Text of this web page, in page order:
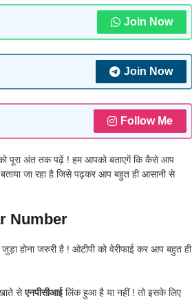
Join Now
Join Now
Follow Me
पूरा अंत तक पढ़ें ! हम आपको बताएगें कि कैसे आप
जा रहा है जिसे पढ़कर आप बहुत ही आसानी से
Number
होना जरुरी है ! ओटीपी को वेरीफाई कर आप बहुत ही
सेएनपीसीआईलिंक हुआ है या नहीं ! तो इसके लिए